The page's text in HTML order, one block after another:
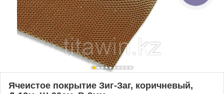
Ячеистое покрытие Зиг-Заг, коричневый,